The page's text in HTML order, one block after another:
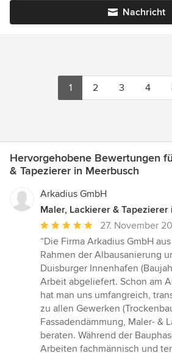
Nachricht
1 2 3 4
Hervorgehobene Bewertungen
& Tapezierer in Meerbusch
Arkadius GmbH
Maler, Lackierer & Tapezierer
Durchschnittliche
Bewertung:
5
von
5
Sternen
27. November
“Die Firma Arkadius GmbH
Rahmen der Albausanierung
Duisburger Innenhafen
Arbeit abgeliefert. Schon am
hat man uns umfangreich,
zu allen Gewerken
Fassadendämmung, Maler- &
beraten. Während der
Arbeiten fachmännisch und